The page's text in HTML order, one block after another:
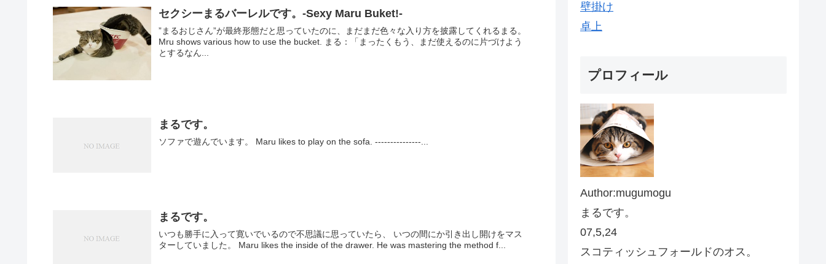
セクシーまるバーレルです。-Sexy Maru Buket!-
”まるおじさん”が最終形態だと思っていたのに、まだまだ色々な入り方を披露してくれるまる。
Mru shows various how to use the bucket. まる：「まったくもう、まだ使えるのに片づけよう
とするなん...
まるです。
ソファで遊んでいます。 Maru likes to play on the sofa. ---------------...
まるです。
いつも勝手に入って寛いでいるので不思議に思っていたら、 いつの間にか引き出し開けをマス
ターしていました。 Maru likes the inside of the drawer. He was mastering the method f...
壁掛け
卓上
プロフィール
Author:mugumogu
まるです。
07,5,24
スコティッシュフォールドのオス。